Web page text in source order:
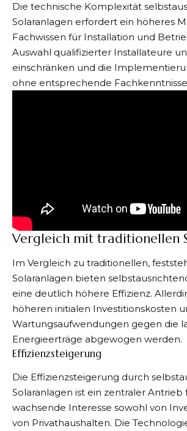
Die technische Komplexität
Solaranlagen erfordert ein höheres
Fachwissen für Installation und
Auswahl qualifizierter Installateure
einschränken und die
ohne entsprechende
Vergleich mit traditionellen
Im Vergleich zu traditionellen,
Solaranlagen bieten
eine deutlich höhere Effizienz.
höheren initialen Investitionskosten
Wartungsaufwendungen gegen die
Energieerträge abgewogen werden.
Effizienzsteigerung
Die Effizienzsteigerung durch
Solaranlagen ist ein zentraler Antrieb
wachsende Interesse sowohl von
von Privathaushalten. Die